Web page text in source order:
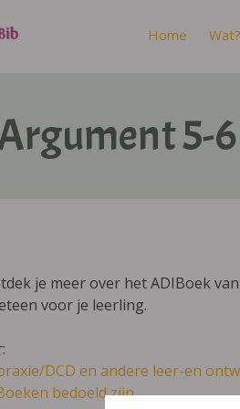
Home Wat?
5-
je meer over het ADIBoek
voor je leerling.
DCD en andere leer-en
bedoeld zijn